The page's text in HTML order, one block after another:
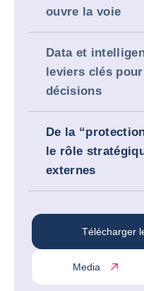
ouvre la voie
Data et
leviers clés
décisions
De la
le rôle
externes
Télécharger
Media